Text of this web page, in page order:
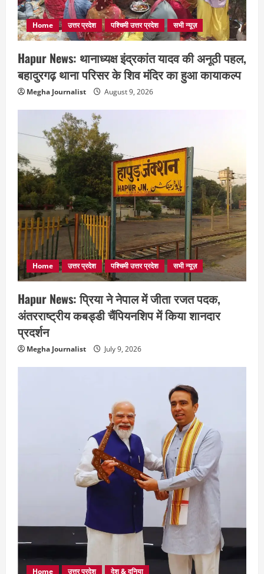
Home उत्तर प्रदेश पश्चिमी उत्तर प्रदेश सभी न्यूज़
Hapur News: थानाध्यक्ष इंद्रकांत यादव की अनूठी पहल,
बहादुरगढ़ थाना परिसर के शिव मंदिर का हुआ कायाकल्प
Megha Journalist August 9, 2026
Home उत्तर प्रदेश पश्चिमी उत्तर प्रदेश सभी न्यूज़
Hapur News: प्रिया ने नेपाल में जीता रजत पदक,
अंतरराष्ट्रीय कबड्डी चैंपियनशिप में किया शानदार
प्रदर्शन
Megha Journalist July 9, 2026
Home उत्तर प्रदेश देश & दुनिया